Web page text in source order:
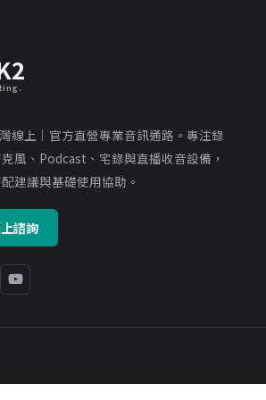
線上｜官方直營專業音訊通路。專注錄
風、Podcast、宅錄與直播收音設備，
建議與基礎使用協助。
諮詢